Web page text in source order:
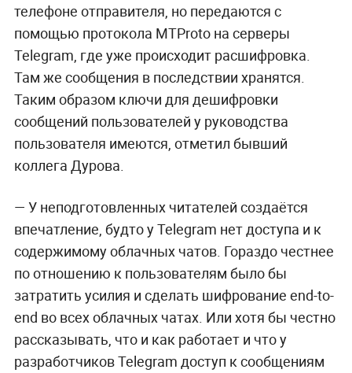
телефоне отправителя, но передаются с
помощью протокола MTProto на серверы
Telegram, где уже происходит расшифровка.
Там же сообщения в последствии хранятся.
Таким образом ключи для дешифровки
сообщений пользователей у руководства
пользователя имеются, отметил бывший
коллега Дурова.
— У неподготовленных читателей создаётся
впечатление, будто у Telegram нет доступа и к
содержимому облачных чатов. Гораздо честнее
по отношению к пользователям было бы
затратить усилия и сделать шифрование end-to-
end во всех облачных чатах. Или хотя бы честно
рассказывать, что и как работает и что у
разработчиков Telegram доступ к сообщениям